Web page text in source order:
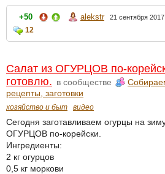
+50 alekstr 21 сентября 2017
12
Салат из ОГУРЦОВ по-
готовлю. в сообществе
рецепты, заготовки
хозяйство и быт видео
Сегодня заготавливаем огурцы на
ОГУРЦОВ по-корейски.
Ингредиенты:
2 кг огурцов
0,5 кг моркови